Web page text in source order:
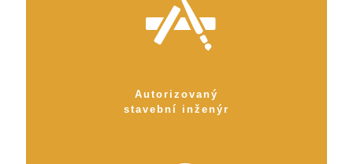
Autorizovaný
stavební inženýr